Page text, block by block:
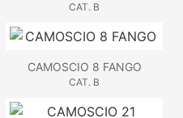
CAT. B
CAMOSCIO 8 FANGO
CAT. B